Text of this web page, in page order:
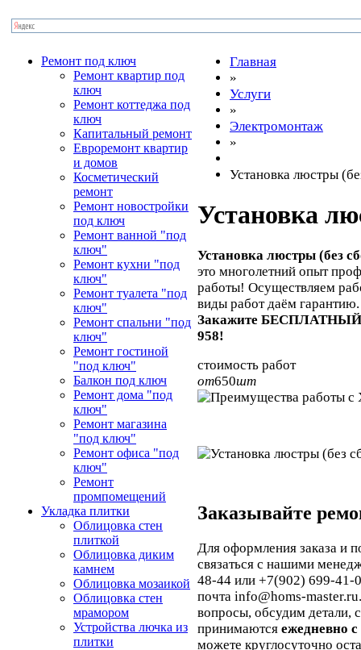
Ремонт под ключ
Ремонт квартир под
ключ
Ремонт коттеджа под
ключ
Капитальный ремонт
Евроремонт квартир
и домов
Косметический
ремонт
Ремонт новостройки
под ключ
Ремонт ванной "под
ключ"
Ремонт кухни "под
ключ"
Ремонт туалета "под
ключ"
Ремонт спальни "под
ключ"
Ремонт гостиной
"под ключ"
Балкон под ключ
Ремонт дома "под
ключ"
Ремонт магазина
"под ключ"
Ремонт офиса "под
ключ"
Ремонт
промпомещений
Укладка плитки
Облицовка стен
плиткой
Облицовка диким
камнем
Облицовка мозаикой
Облицовка стен
мрамором
Устройства лючка из
плитки
Главная
»
Услуги
»
Электромонтаж
»
Установка люстры
Установка
Установка люстры (без
это многолетний опыт
работы! Осуществляем
виды работ даём гарантию.
Закажите БЕСПЛАТНЫЙ
958!
стоимость работ
от650шт
Заказывайте
Для оформления заказа и
связаться с нашими
48-44 или +7(902) 699-41-
почта info@homs-
вопросы, обсудим детали,
принимаются ежедневно
можете круглосуточно